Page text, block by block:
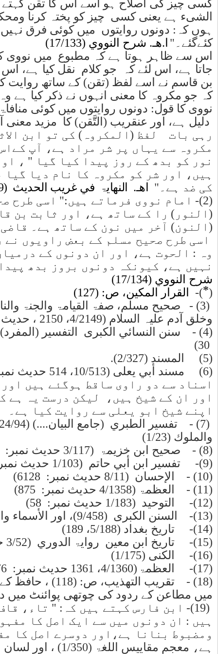
سے اتقان
(نووی) کہتا
منگل پیدا
پایا
ہے کہ ثابت
کی بنا پر
اور خود
اس بات کی
ہیں:
سے :" اور
کو کہتے
یہ محبوب
:
:
کہ: "
ہے، اور
فرق
اهـ.
الخلق
(4) - سنن النسائي الكبرى التفسير (المفرد) (1/201، 202 حديث نمبر:
یعلی کی
ابن جریج
نے اسے
(24/94، 95)، اور تاريخ الأمم
جواب اسناد
اصل
کو محکم
اور کیچڑ
میں ہے :